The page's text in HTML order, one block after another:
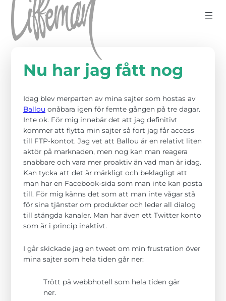
Hoppa till innehåll
Nu har jag fått nog
Idag blev merparten av mina sajter som hostas av
Ballou onåbara igen för femte gången på tre dagar.
Inte ok. För mig innebär det att jag definitivt
kommer att flytta min sajter så fort jag får access
till FTP-kontot. Jag vet att Ballou är en relativt liten
aktör på marknaden, men nog kan man reagera
snabbare och vara mer proaktiv än vad man är idag.
Kan tycka att det är märkligt och beklagligt att
man har en Facebook-sida som man inte kan posta
till. För mig känns det som att man inte vågar stå
för sina tjänster om produkter och leder all dialog
till stängda kanaler. Man har även ett Twitter konto
som är i princip inaktivt.
I går skickade jag en tweet om min frustration över
mina sajter som hela tiden går ner:
Trött på webbhotell som hela tiden går
ner.